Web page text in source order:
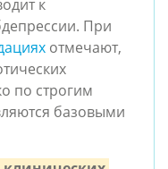
к
При
отмечают,
по строгим
базовыми